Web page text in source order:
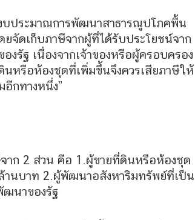
บประมาณการพัฒนาสาธารณูปโภคพื้น
จัดเก็บภาษีจากผู้ที่ได้รับประโยชน์จาก
รัฐ เนื่องจากเจ้าของหรือผู้ครอบครอง
หรือห้องชุดที่เพิ่มขึ้นจึงควรเสียภาษีให้
อีกทางหนึ่ง”
าก 2 ส่วน คือ 1.ผู้ขายที่ดินหรือห้องชุด
านบาท 2.ผู้พัฒนาอสังหาริมทรัพย์ที่เป็น
ฒนาของรัฐ